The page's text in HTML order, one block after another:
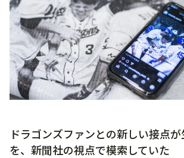
ドラゴンズファンとの新しい接点
を、新聞社の視点で模索していた